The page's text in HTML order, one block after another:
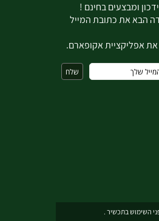
ומבצעים בחינם !
הבא את כתובת המייל
את אפליקציית אקופארם.
השימוש בתכשיר .